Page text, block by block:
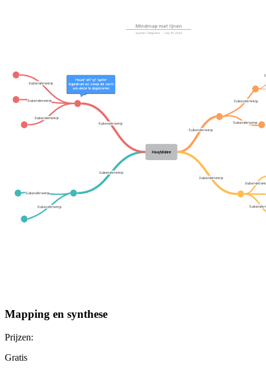
Mapping en synthese
Prijzen:
Gratis